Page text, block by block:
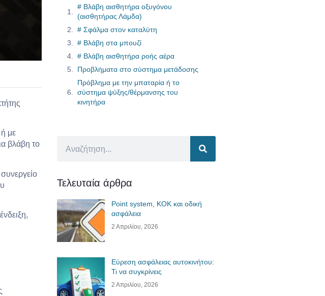
ή με
βλάβη το
# Βλάβη αισθητήρα οξυγόνου
(αισθητήρας Λάμδα)
# Σφάλμα στον καταλύτη
# Βλάβη στα μπουζί
# Βλάβη αισθητήρα ροής αέρα
Προβλήματα στο σύστημα μετάδοσης
Πρόβλημα με την μπαταρία ή το
σύστημα ψύξης/θέρμανσης του
κινητήρα
Τελευταία άρθρα
Point system, ΚΟΚ και οδική
ασφάλεια
2 Απριλίου, 2026
Εύρεση ασφάλειας αυτοκινήτου:
Τι να συγκρίνεις
2 Απριλίου, 2026